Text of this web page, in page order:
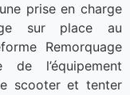
prise en charge
sur place au
Remorquage
l’équipement
scooter et tenter